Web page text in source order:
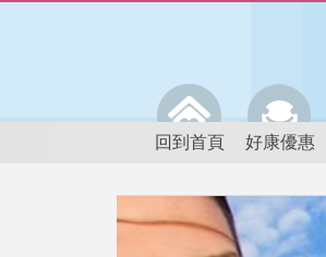
回到首頁 好康優惠